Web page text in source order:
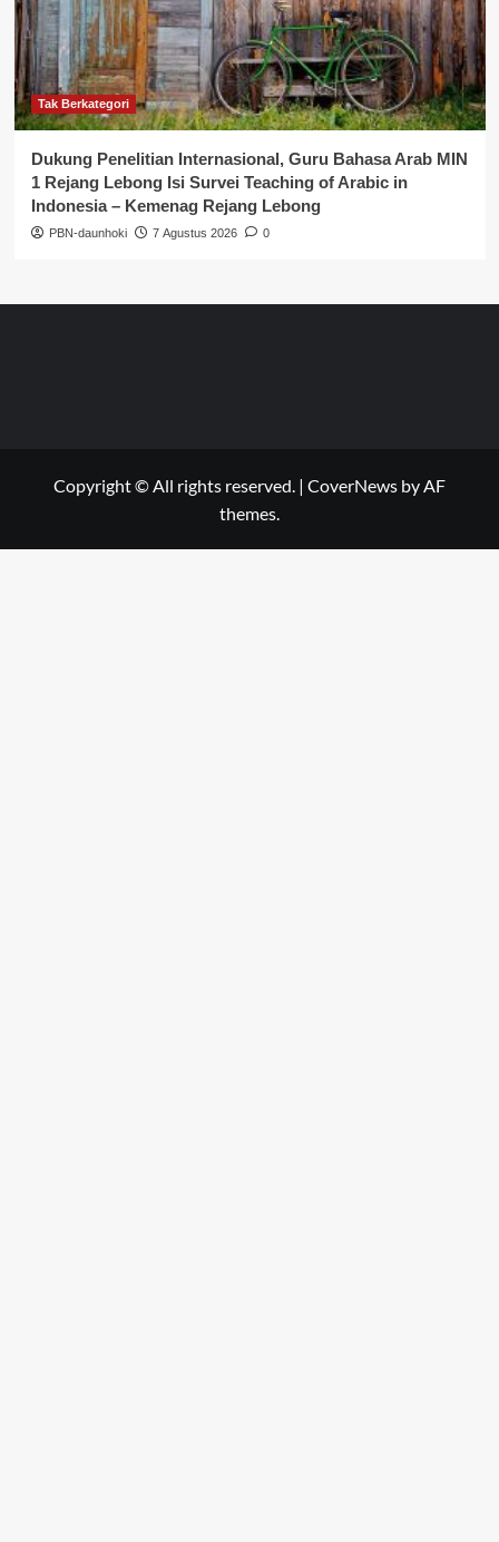
Tak Berkategori
Dukung Penelitian Internasional, Guru Bahasa Arab MIN
1 Rejang Lebong Isi Survei Teaching of Arabic in
Indonesia – Kemenag Rejang Lebong
PBN-daunhoki 7 Agustus 2026 0
Copyright © All rights reserved. | CoverNews by AF
themes.